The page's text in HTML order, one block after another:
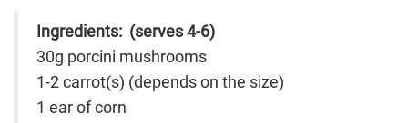
Ingredients: (serves 4-6)
30g porcini mushrooms
1-2 carrot(s) (depends on the size)
1 ear of corn